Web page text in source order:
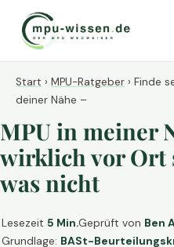
Start › MPU-Ratgeber › Finde
deiner Nähe –
MPU in meiner
wirklich vor Ort
was nicht
Lesezeit 5 Min.Geprüft von Ben
Grundlage: BASt-